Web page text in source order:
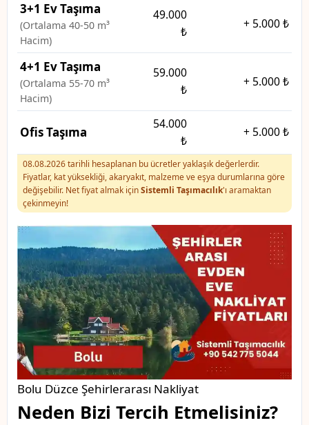
3+1 Ev Taşıma
(Ortalama 40-50 m³
Hacim)
49.000
₺
+ 5.000 ₺
4+1 Ev Taşıma
(Ortalama 55-70 m³
Hacim)
59.000
₺
+ 5.000 ₺
Ofis Taşıma
54.000
₺
+ 5.000 ₺
08.08.2026 tarihli hesaplanan bu ücretler yaklaşık değerlerdir.
Fiyatlar, kat yüksekliği, akaryakıt, malzeme ve eşya durumlarına göre
değişebilir. Net fiyat almak içinSistemli Taşımacılık'ı aramaktan
çekinmeyin!
Bolu Düzce Şehirlerarası Nakliyat
Neden Bizi Tercih Etmelisiniz?